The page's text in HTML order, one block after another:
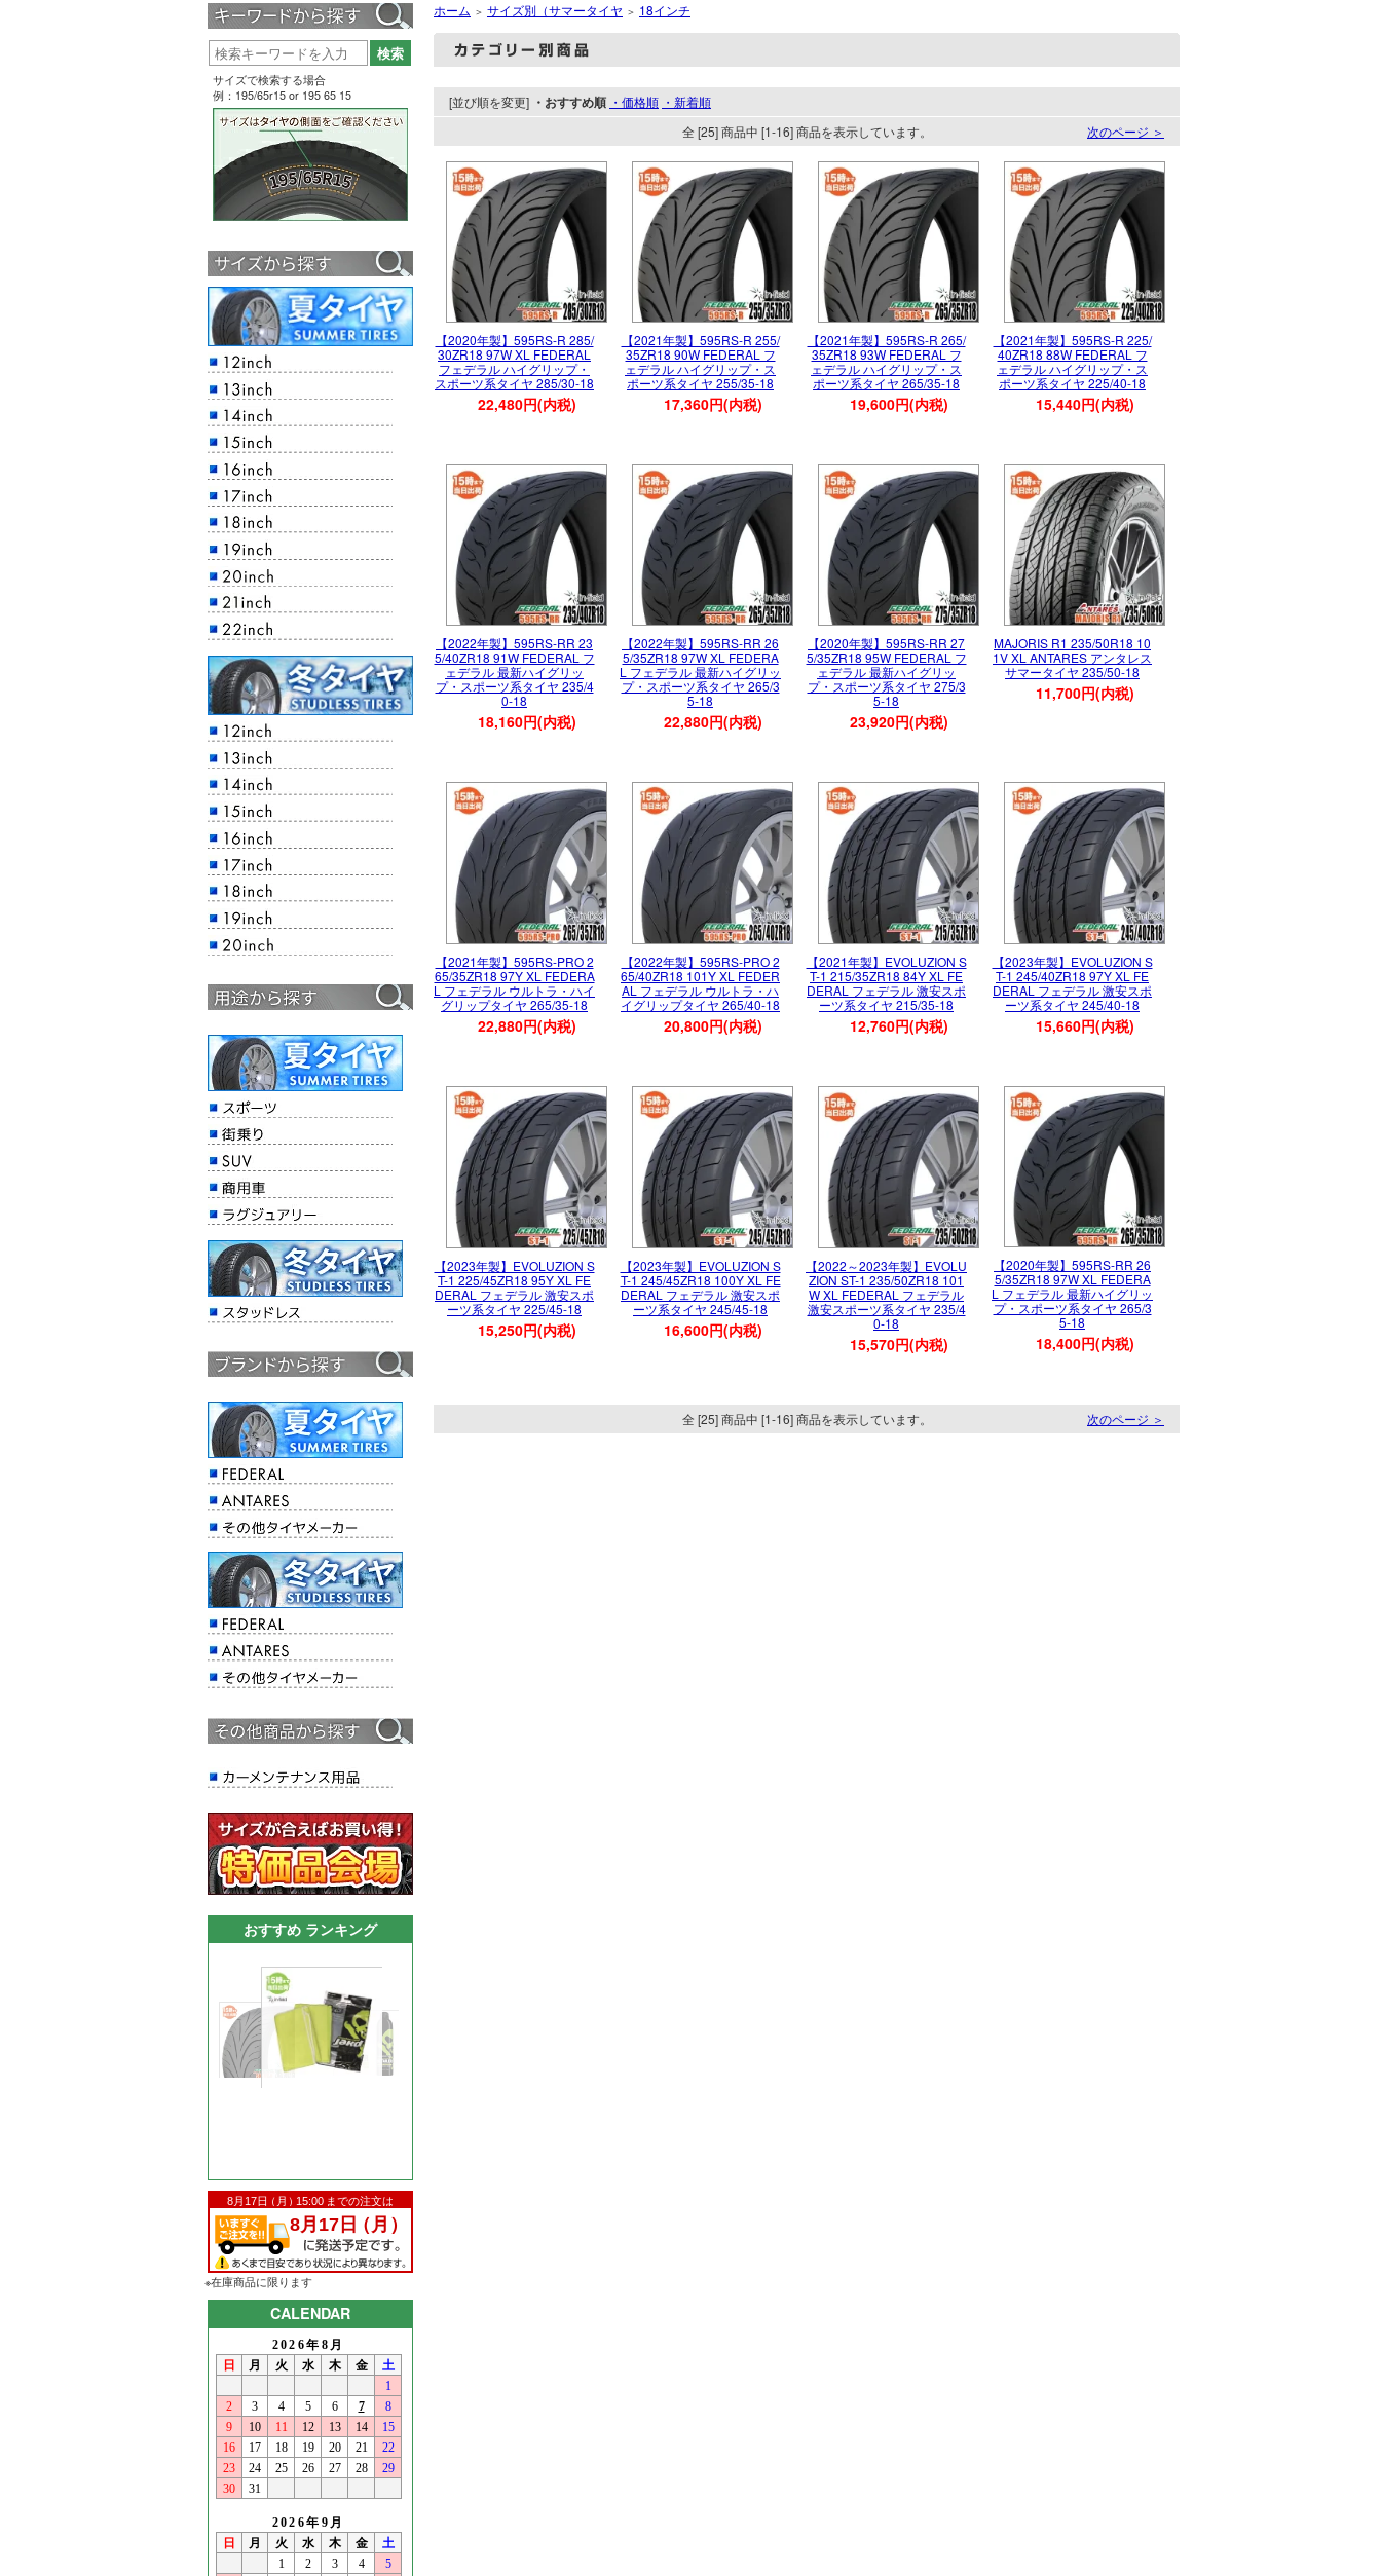
サイズで検索する場合
例：195/65r15 or 195 65 15
おすすめ ランキング
※在庫商品に限ります
CALENDAR
ホーム ＞ サイズ別（サマータイヤ ＞ 18インチ
[並び順を変更] ・おすすめ順 ・価格順 ・新着順
全 [25] 商品中 [1-16] 商品を表示しています。
次のページ ＞
【2020年製】595RS-R 285/
30ZR18 97W XL FEDERAL
フェデラル ハイグリップ・
スポーツ系タイヤ 285/30-18
22,480円(内税)
【2021年製】595RS-R 255/
35ZR18 90W FEDERAL フ
ェデラル ハイグリップ・ス
ポーツ系タイヤ 255/35-18
17,360円(内税)
【2021年製】595RS-R 265/
35ZR18 93W FEDERAL フ
ェデラル ハイグリップ・ス
ポーツ系タイヤ 265/35-18
19,600円(内税)
【2021年製】595RS-R 225/
40ZR18 88W FEDERAL フ
ェデラル ハイグリップ・ス
ポーツ系タイヤ 225/40-18
15,440円(内税)
【2022年製】595RS-RR 23
5/40ZR18 91W FEDERAL フ
ェデラル 最新ハイグリッ
プ・スポーツ系タイヤ 235/4
0-18
18,160円(内税)
【2022年製】595RS-RR 26
5/35ZR18 97W XL FEDERA
L フェデラル 最新ハイグリッ
プ・スポーツ系タイヤ 265/3
5-18
22,880円(内税)
【2020年製】595RS-RR 27
5/35ZR18 95W FEDERAL フ
ェデラル 最新ハイグリッ
プ・スポーツ系タイヤ 275/3
5-18
23,920円(内税)
MAJORIS R1 235/50R18 10
1V XL ANTARES アンタレス
サマータイヤ 235/50-18
11,700円(内税)
【2021年製】595RS-PRO 2
65/35ZR18 97Y XL FEDERA
L フェデラル ウルトラ・ハイ
グリップタイヤ 265/35-18
22,880円(内税)
【2022年製】595RS-PRO 2
65/40ZR18 101Y XL FEDER
AL フェデラル ウルトラ・ハ
イグリップタイヤ 265/40-18
20,800円(内税)
【2021年製】EVOLUZION S
T-1 215/35ZR18 84Y XL FE
DERAL フェデラル 激安スポ
ーツ系タイヤ 215/35-18
12,760円(内税)
【2023年製】EVOLUZION S
T-1 245/40ZR18 97Y XL FE
DERAL フェデラル 激安スポ
ーツ系タイヤ 245/40-18
15,660円(内税)
【2023年製】EVOLUZION S
T-1 225/45ZR18 95Y XL FE
DERAL フェデラル 激安スポ
ーツ系タイヤ 225/45-18
15,250円(内税)
【2023年製】EVOLUZION S
T-1 245/45ZR18 100Y XL FE
DERAL フェデラル 激安スポ
ーツ系タイヤ 245/45-18
16,600円(内税)
【2022～2023年製】EVOLU
ZION ST-1 235/50ZR18 101
W XL FEDERAL フェデラル
激安スポーツ系タイヤ 235/4
0-18
15,570円(内税)
【2020年製】595RS-RR 26
5/35ZR18 97W XL FEDERA
L フェデラル 最新ハイグリッ
プ・スポーツ系タイヤ 265/3
5-18
18,400円(内税)
全 [25] 商品中 [1-16] 商品を表示しています。 次のページ ＞